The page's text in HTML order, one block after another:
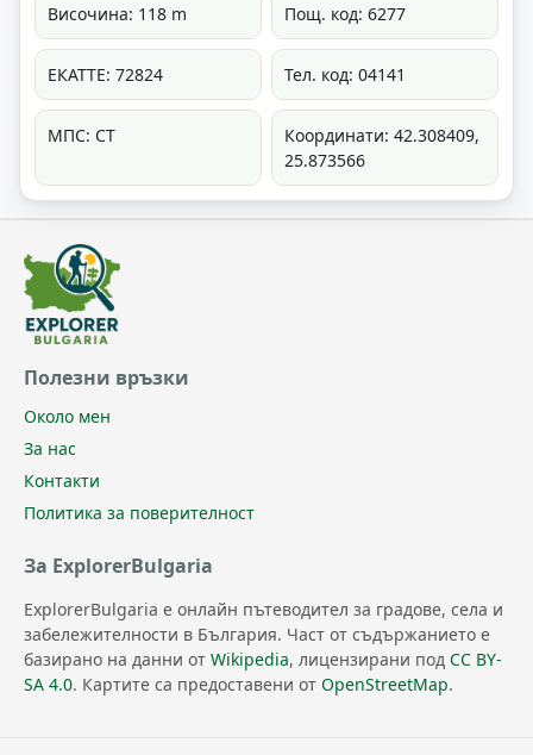
Височина: 118 m Пощ. код: 6277
ЕКАТТЕ: 72824 Тел. код: 04141
МПС: СТ
Координати: 42.308409,
25.873566
Полезни връзки
Около мен
За нас
Контакти
Политика за поверителност
За ExplorerBulgaria
ExplorerBulgaria е онлайн пътеводител за градове, села и
забележителности в България. Част от съдържанието е
базирано на данни от Wikipedia, лицензирани под CC BY-
SA 4.0. Картите са предоставени от OpenStreetMap.